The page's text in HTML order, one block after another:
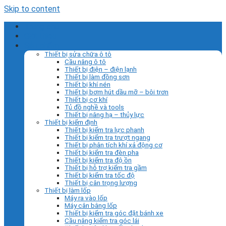
Skip to content
Thiết bị sửa chữa ô tô
Cầu nâng ô tô
Thiết bị điện – điện lạnh
Thiết bị làm đồng sơn
Thiết bị khí nén
Thiết bị bơm hút dầu mỡ – bôi trơn
Thiết bị cơ khí
Tủ đồ nghề và tools
Thiết bị nâng hạ – thủy lực
Thiết bị kiểm định
Thiết bị kiểm tra lực phanh
Thiết bị kiểm tra trượt ngang
Thiết bị phân tích khí xả động cơ
Thiết bị kiểm tra đèn pha
Thiết bị kiểm tra độ ồn
Thiết bị hỗ trợ kiểm tra gầm
Thiết bị kiểm tra tốc độ
Thiết bị cân trọng lượng
Thiết bị làm lốp
Máy ra vào lốp
Máy cân bằng lốp
Thiết bị kiểm tra góc đặt bánh xe
Cầu nâng kiểm tra góc lái